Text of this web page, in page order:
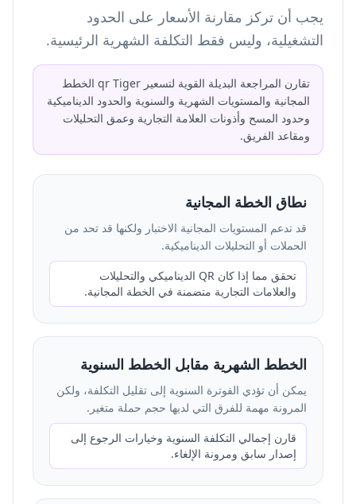
يجب أن تركز مقارنة الأسعار على الحدود
التشغيلية، وليس فقط التكلفة الشهرية الرئيسية.
تقارن المراجعة البديلة القوية لتسعير qr Tiger الخطط
المجانية والمستويات الشهرية والسنوية والحدود الديناميكية
وحدود المسح وأذونات العلامة التجارية وعمق التحليلات
ومقاعد الفريق.
نطاق الخطة المجانية
قد تدعم المستويات المجانية الاختبار ولكنها قد تحد من
الحملات أو التحليلات الديناميكية.
تحقق مما إذا كان QR الديناميكي والتحليلات
والعلامات التجارية متضمنة في الخطة المجانية.
الخطط الشهرية مقابل الخطط السنوية
يمكن أن تؤدي الفوترة السنوية إلى تقليل التكلفة، ولكن
المرونة مهمة للفرق التي لديها حجم حملة متغير.
قارن إجمالي التكلفة السنوية وخيارات الرجوع إلى
إصدار سابق ومرونة الإلغاء.